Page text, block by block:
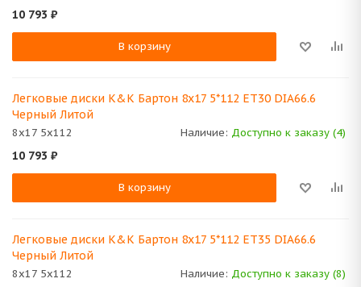
10 793 ₽
В корзину
Легковые диски K&K Бартон 8x17 5*112 ET30 DIA66.6
Черный Литой
8x17 5x112 Наличие: Доступно к заказу (4)
10 793 ₽
В корзину
Легковые диски K&K Бартон 8x17 5*112 ET35 DIA66.6
Черный Литой
8x17 5x112 Наличие: Доступно к заказу (8)